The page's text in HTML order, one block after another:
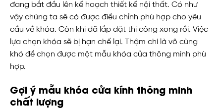
đang bắt đầu lên kế hoạch thiết kế nội thất. Có như
vậy chúng ta sẽ có được điều chỉnh phù hợp cho yêu
cầu về khóa. Còn khi đã lắp đặt thi công xong rồi. Việc
lựa chọn khóa sẽ bị hạn chế lại. Thậm chí là vô cùng
khó để chọn được một mẫu khóa cửa thông minh phù
hợp.
Gợi ý mẫu khóa cửa kính thông minh
chất lượng